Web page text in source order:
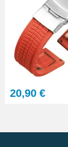
20,90 €